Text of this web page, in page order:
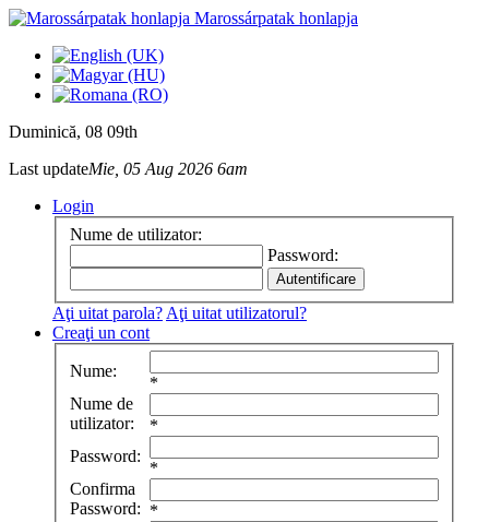
Marossárpatak honlapja
Duminică, 08 09th
Last updateMie, 05 Aug 2026 6am
Login
Nume de utilizator:
Password:
Aţi uitat parola? Aţi uitat utilizatorul?
Creaţi un cont
Nume:
*
Nume de
utilizator:
*
Password:
*
Confirma
Password: *